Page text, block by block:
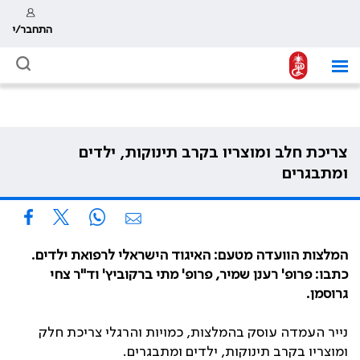
התחבר/י
צריכת חלב ומוצריו בקרב תינוקות, ילדים
ומתבגרים
המלצות הוועדה מטעם: האיגוד הישראלי לרפואת ילדים.
כתבו: פרופ' רענן שמיר, פרופ' מתי ברקוביץ' וד"ר צחי
גרוסמן.
נייר העמדה עוסק בהמלצות, כמויות והרגלי צריכת חלק
ומוצריו בקרב תינוקות, ילדים ומתבגרים.